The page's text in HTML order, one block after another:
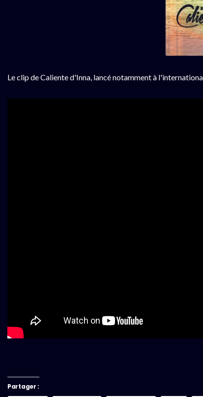
Le clip de Caliente d'Inna, lancé notamment à
Partager :